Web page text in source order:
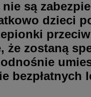
są
dzieci
że zostaną
bezpłatnych